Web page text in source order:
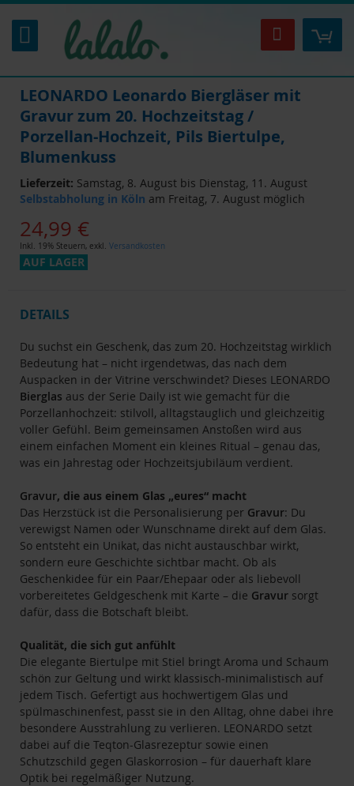
Inhalt
springen
Suche
LEONARDO Leonardo Biergläser mit
Gravur zum 20. Hochzeitstag /
Porzellan-Hochzeit, Pils Biertulpe,
Blumenkuss
Lieferzeit: Samstag, 8. August bis Dienstag, 11. August
Selbstabholung in Köln am Freitag, 7. August möglich
24,99 €
Inkl. 19% Steuern, exkl. Versandkosten
AUF LAGER
DETAILS
Du suchst ein Geschenk, das zum 20. Hochzeitstag wirklich
Bedeutung hat – nicht irgendetwas, das nach dem
Auspacken in der Vitrine verschwindet? Dieses LEONARDO
Bierglas aus der Serie Daily ist wie gemacht für die
Porzellanhochzeit: stilvoll, alltagstauglich und gleichzeitig
voller Gefühl. Beim gemeinsamen Anstoßen wird aus
einem einfachen Moment ein kleines Ritual – genau das,
was ein Jahrestag oder Hochzeitsjubiläum verdient.
Gravur, die aus einem Glas „eures“ macht
Das Herzstück ist die Personalisierung per Gravur: Du
verewigst Namen oder Wunschname direkt auf dem Glas.
So entsteht ein Unikat, das nicht austauschbar wirkt,
sondern eure Geschichte sichtbar macht. Ob als
Geschenkidee für ein Paar/Ehepaar oder als liebevoll
vorbereitetes Geldgeschenk mit Karte – die Gravur sorgt
dafür, dass die Botschaft bleibt.
Qualität, die sich gut anfühlt
Die elegante Biertulpe mit Stiel bringt Aroma und Schaum
schön zur Geltung und wirkt klassisch-minimalistisch auf
jedem Tisch. Gefertigt aus hochwertigem Glas und
spülmaschinenfest, passt sie in den Alltag, ohne dabei ihre
besondere Ausstrahlung zu verlieren. LEONARDO setzt
dabei auf die Teqton-Glasrezeptur sowie einen
Schutzschild gegen Glaskorrosion – für dauerhaft klare
Optik bei regelmäßiger Nutzung.